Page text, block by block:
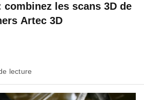
combinez les scans 3D de
Artec 3D
lecture